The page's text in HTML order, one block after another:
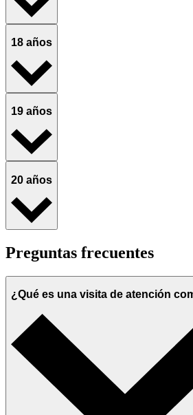
18 años
19 años
20 años
Preguntas frecuentes
¿Qué es una visita de atención